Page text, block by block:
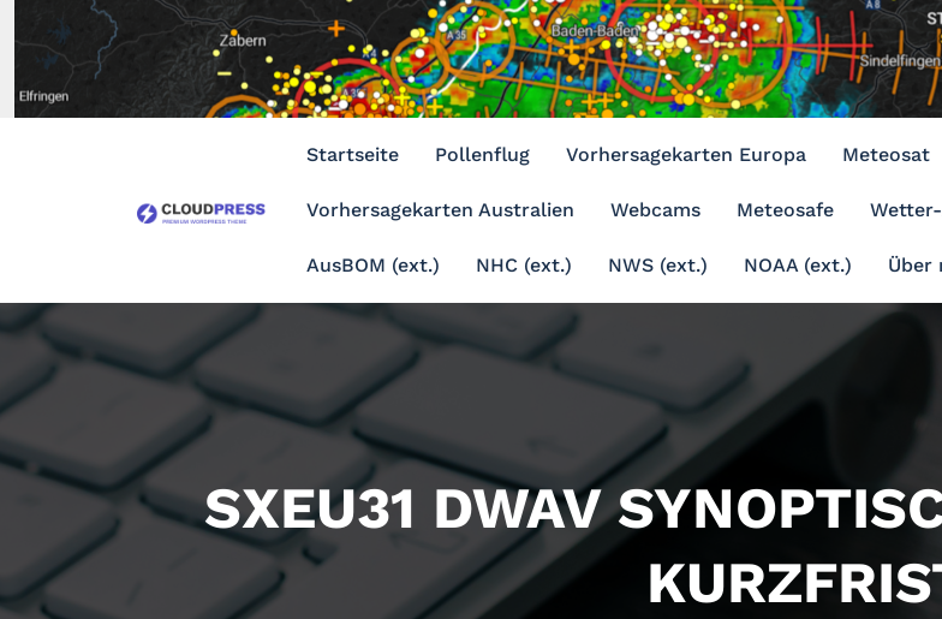
Inhalt
springen
Startseite Pollenflug Vorhersagekarten Europa Meteosat
Vorhersagekarten Australien Webcams Meteosafe
AusBOM (ext.) NHC (ext.) NWS (ext.) NOAA (ext.) Über
SXEU31 DWAV